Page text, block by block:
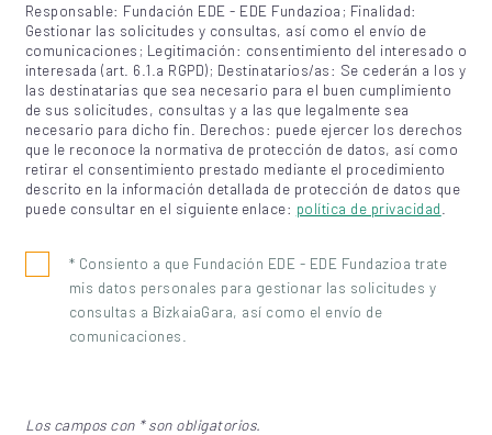
Responsable: Fundación EDE - EDE Fundazioa; Finalidad:
Gestionar las solicitudes y consultas, así como el envío de
comunicaciones; Legitimación: consentimiento del interesado o
interesada (art. 6.1.a RGPD); Destinatarios/as: Se cederán a los y
las destinatarias que sea necesario para el buen cumplimiento
de sus solicitudes, consultas y a las que legalmente sea
necesario para dicho fin. Derechos: puede ejercer los derechos
que le reconoce la normativa de protección de datos, así como
retirar el consentimiento prestado mediante el procedimiento
descrito en la información detallada de protección de datos que
puede consultar en el siguiente enlace: política de privacidad
* Consiento a que Fundación EDE - EDE Fundazioa trate
mis datos personales para gestionar las solicitudes y
consultas a BizkaiaGara, así como el envío de
comunicaciones.
Los campos con * son obligatorios.